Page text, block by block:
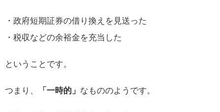
・政府短期証券の借り換えを見送った
・税収などの余裕金を充当した
ということです。
つまり、 「一時的」 なもののようです。